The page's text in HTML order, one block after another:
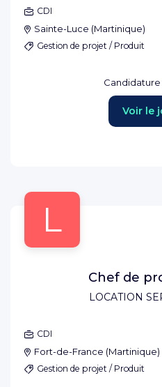
CDI
Sainte-Luce (Martinique)
Gestion de projet / Produit
Voir le
L
LOCATION
Chef de
CDI
Fort-de-France (Martinique)
Gestion de projet / Produit